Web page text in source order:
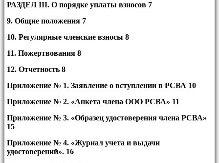
РАЗДЕЛ III. О порядке уплаты взносов 7
9. Общие положения 7
10. Регулярные членские взносы 8
11. Пожертвования 8
12. Отчетность 8
Приложение № 1. Заявление о вступлении в РСВА 10
Приложение № 2. «Анкета члена ООО РСВА» 11
Приложение № 3. «Образец удостоверения члена РСВА»
15
Приложение № 4. «Журнал учета и выдачи
удостоверений». 16